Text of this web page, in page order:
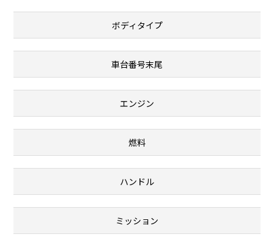
ボディタイプ
車台番号末尾
エンジン
燃料
ハンドル
ミッション